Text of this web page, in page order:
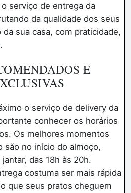
serviço de entrega da
da qualidade dos seus
sua casa, com praticidade,
E
o serviço de delivery da
conhecer os horários
Os melhores momentos
são no início do almoço,
das 18h às 20h.
costuma ser mais rápida
que seus pratos cheguem